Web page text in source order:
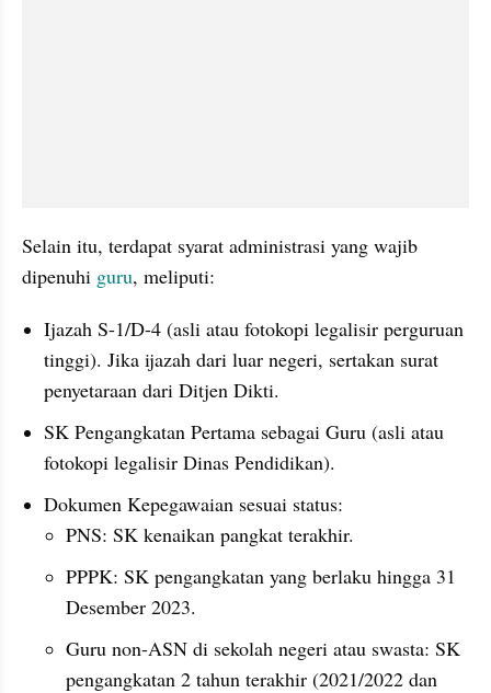
Selain itu, terdapat syarat administrasi yang wajib
dipenuhi guru, meliputi:
Ijazah S-1/D-4 (asli atau fotokopi legalisir perguruan
tinggi). Jika ijazah dari luar negeri, sertakan surat
penyetaraan dari Ditjen Dikti.
SK Pengangkatan Pertama sebagai Guru (asli atau
fotokopi legalisir Dinas Pendidikan).
Dokumen Kepegawaian sesuai status:
PNS: SK kenaikan pangkat terakhir.
PPPK: SK pengangkatan yang berlaku hingga 31
Desember 2023.
Guru non-ASN di sekolah negeri atau swasta: SK
pengangkatan 2 tahun terakhir (2021/2022 dan